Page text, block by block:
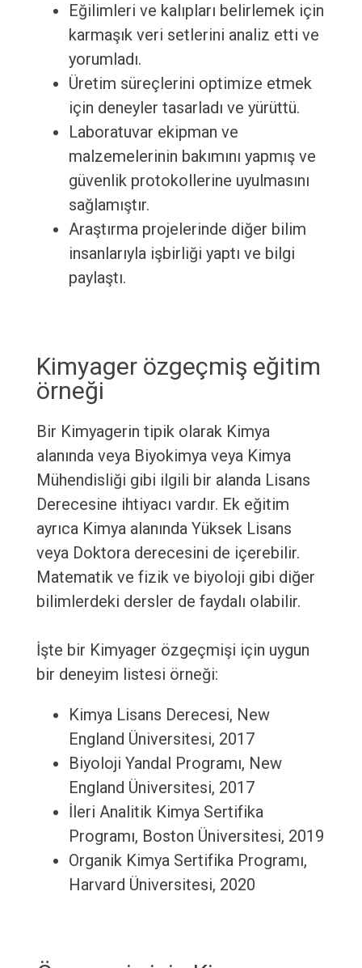
Eğilimleri ve kalıpları belirlemek için
karmaşık veri setlerini analiz etti ve
yorumladı.
Üretim süreçlerini optimize etmek
için deneyler tasarladı ve yürüttü.
Laboratuvar ekipman ve
malzemelerinin bakımını yapmış ve
güvenlik protokollerine uyulmasını
sağlamıştır.
Araştırma projelerinde diğer bilim
insanlarıyla işbirliği yaptı ve bilgi
paylaştı.
Kimyager özgeçmiş eğitim
örneği
Bir Kimyagerin tipik olarak Kimya
alanında veya Biyokimya veya Kimya
Mühendisliği gibi ilgili bir alanda Lisans
Derecesine ihtiyacı vardır. Ek eğitim
ayrıca Kimya alanında Yüksek Lisans
veya Doktora derecesini de içerebilir.
Matematik ve fizik ve biyoloji gibi diğer
bilimlerdeki dersler de faydalı olabilir.
İşte bir Kimyager özgeçmişi için uygun
bir deneyim listesi örneği:
Kimya Lisans Derecesi, New
England Üniversitesi, 2017
Biyoloji Yandal Programı, New
England Üniversitesi, 2017
İleri Analitik Kimya Sertifika
Programı, Boston Üniversitesi, 2019
Organik Kimya Sertifika Programı,
Harvard Üniversitesi, 2020